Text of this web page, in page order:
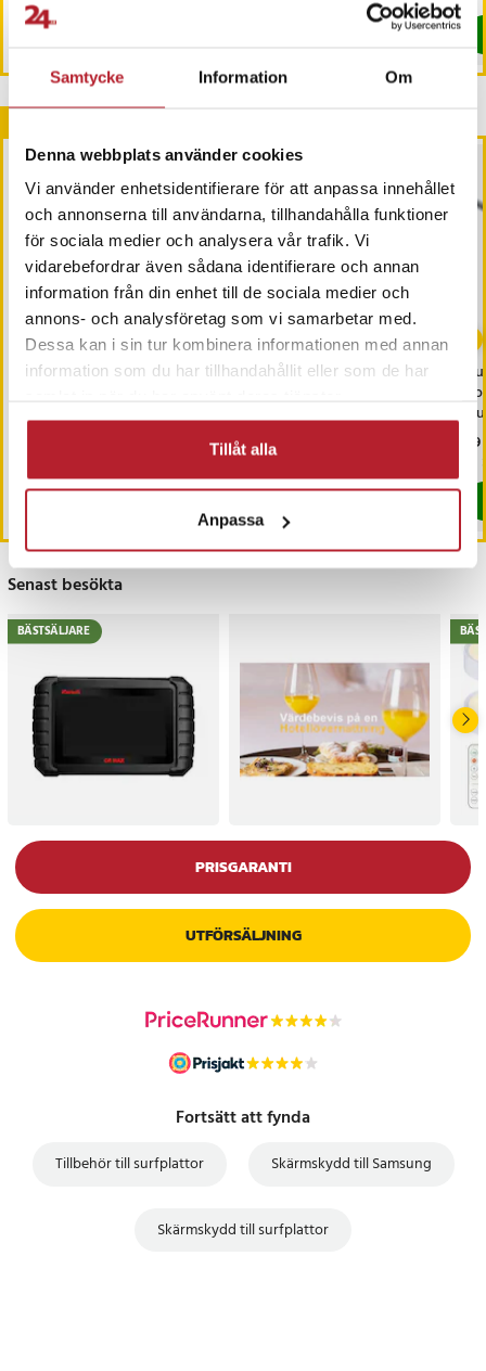
Samtycke Information Om
Denna webbplats använder cookies
Vi använder enhetsidentifierare för att anpassa innehållet
och annonserna till användarna, tillhandahålla funktioner
för sociala medier och analysera vår trafik. Vi
vidarebefordrar även sådana identifierare och annan
information från din enhet till de sociala medier och
annons- och analysföretag som vi samarbetar med.
Dessa kan i sin tur kombinera informationen med annan
information som du har tillhandahållit eller som de har
Tillåt alla
Anpassa
Silikonarmband till
245 Music - Vit
I lager, levereras inom 1-2 vardagar
-30
Nordic Quality
Nuvarande pris
139 kr
139 kr
Senast besökta
BÄSTSÄLJARE
PRISGARANTI
UTFÖRSÄLJNING
Fortsätt att fynda
Tillbehör till surfplattor Skärmskydd till Samsung
Skärmskydd till surfplattor